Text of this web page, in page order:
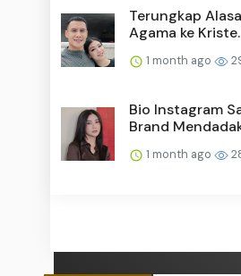
Terungkap
Agama ke
1 month ago
Bio Instagram
Brand
1 month ago